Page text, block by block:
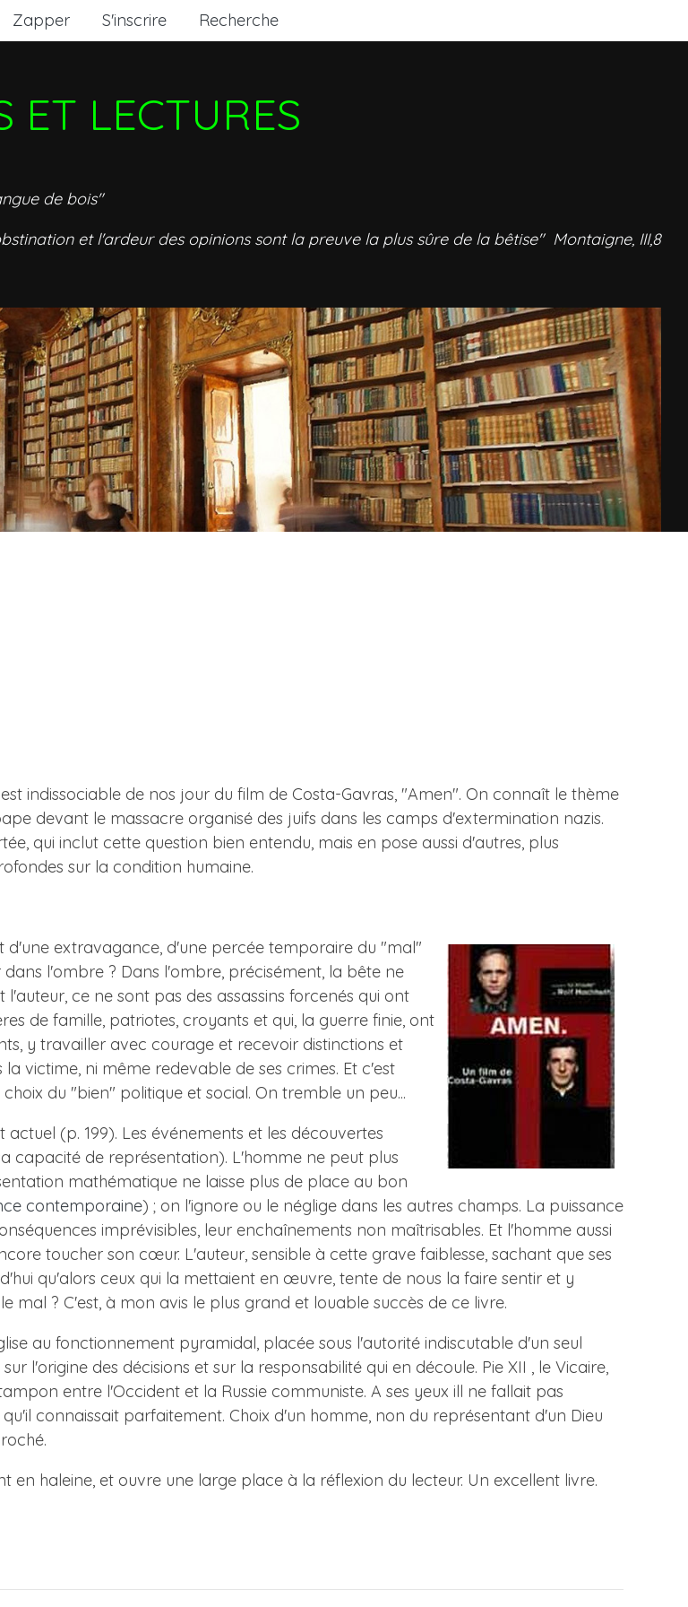
Zapper S'inscrire Recherche
ET LECTURES
de bois"
et l'ardeur des opinions sont la preuve la plus sûre de la bêtise" Montaigne, III,8
indissociable de nos jour du film de Costa-Gavras, "Amen". On connaît le thème
devant le massacre organisé des juifs dans les camps d'extermination nazis.
qui inclut cette question bien entendu, mais en pose aussi d'autres, plus
sur la condition humaine.
d'une extravagance, d'une percée temporaire du "mal"
l'ombre ? Dans l'ombre, précisément, la bête ne
ce ne sont pas des assassins forcenés qui ont
de famille, patriotes, croyants et qui, la guerre finie, ont
y travailler avec courage et recevoir distinctions et
victime, ni même redevable de ses crimes. Et c'est
du "bien" politique et social. On tremble un peu...
(p. 199). Les événements et les découvertes
capacité de représentation). L'homme ne peut plus
mathématique ne laisse plus de place au bon
contemporaine) ; on l'ignore ou le néglige dans les autres champs. La puissance
imprévisibles, leur enchaînements non maîtrisables. Et l'homme aussi
toucher son cœur. L'auteur, sensible à cette grave faiblesse, sachant que ses
qu'alors ceux qui la mettaient en œuvre, tente de nous la faire sentir et y
mal ? C'est, à mon avis le plus grand et louable succès de ce livre.
au fonctionnement pyramidal, placée sous l'autorité indiscutable d'un seul
l'origine des décisions et sur la responsabilité qui en découle. Pie XII , le Vicaire,
entre l'Occident et la Russie communiste. A ses yeux ill ne fallait pas
connaissait parfaitement. Choix d'un homme, non du représentant d'un Dieu
en haleine, et ouvre une large place à la réflexion du lecteur. Un excellent livre.